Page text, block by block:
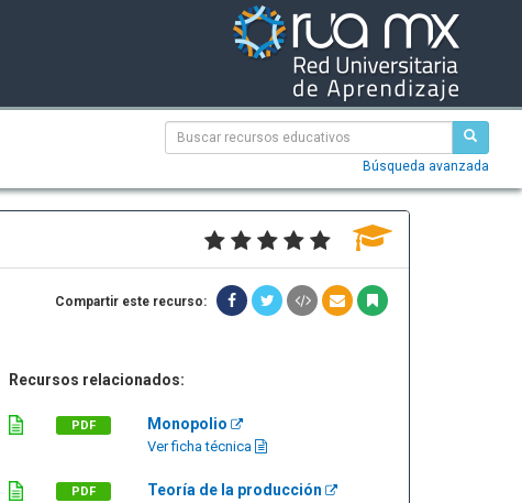
Búsqueda avanzada
Compartir este recurso:
Recursos relacionados:
PDF Monopolio
Ver ficha técnica
PDF Teoría de la producción